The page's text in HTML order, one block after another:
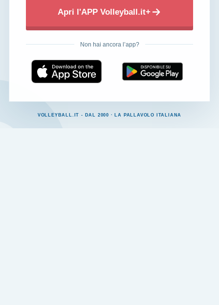
Apri l'APP Volleyball.it+
Non hai ancora l’app?
VOLLEYBALL.IT - DAL 2000 · LA PALLAVOLO ITALIANA